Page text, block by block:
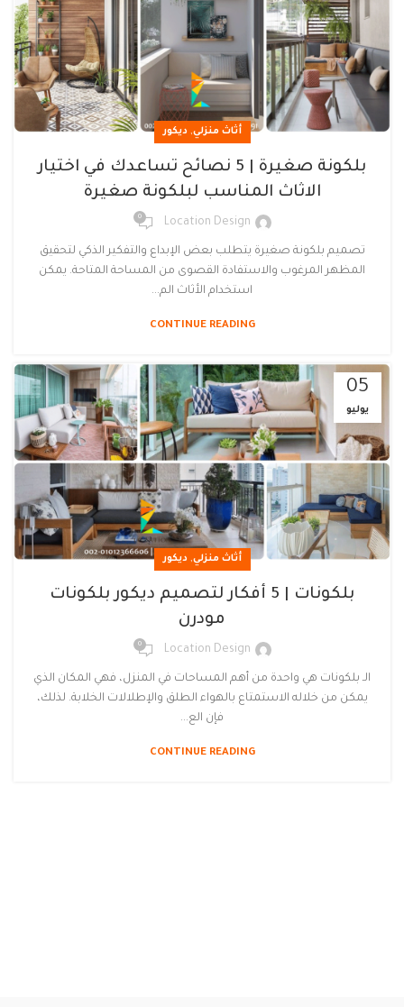
أثاث منزلي, ديكور
بلكونة صغيرة | 5 نصائح تساعدك في اختيار
الاثاث المناسب لبلكونة صغيرة
Location Design
0
تصميم بلكونة صغيرة يتطلب بعض الإبداع والتفكير الذكي لتحقيق
المظهر المرغوب والاستفادة القصوى من المساحة المتاحة. يمكن
استخدام الأثاث الم...
CONTINUE READING
05
يوليو
أثاث منزلي, ديكور
بلكونات | 5 أفكار لتصميم ديكور بلكونات
مودرن
Location Design
0
الـ بلكونات هي واحدة من أهم المساحات في المنزل، فهي المكان الذي
يمكن من خلاله الاستمتاع بالهواء الطلق والإطلالات الخلابة. لذلك،
فإن الع...
CONTINUE READING